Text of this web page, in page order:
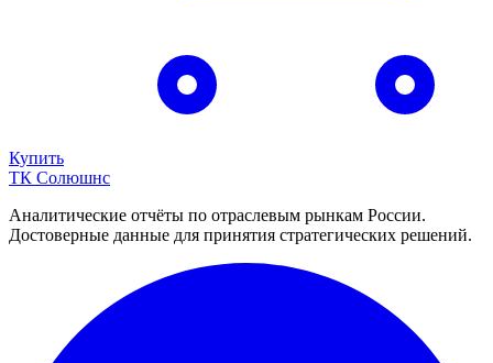
Купить
ТК Солюшнс
Аналитические отчёты по отраслевым рынкам России.
Достоверные данные для принятия стратегических решений.